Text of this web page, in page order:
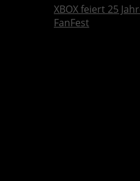
XBOX feiert 25
FanFest